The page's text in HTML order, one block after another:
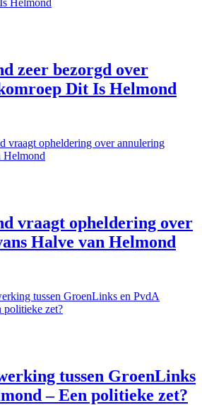
zeer bezorgd over
Dit Is Helmond
vraagt opheldering over
Halve van Helmond
tussen GroenLinks
– Een politieke zet?